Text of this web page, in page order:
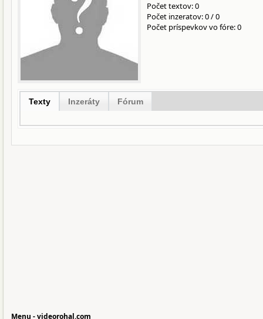
Počet textov: 0
Počet inzeratov:0/0
Počet príspevkov vo fóre: 0
Texty Inzeráty Fórum
Menu - videorohal.com